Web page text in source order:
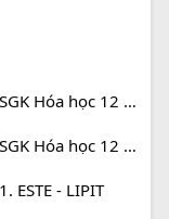
Giải bài tập SGK Hóa học 12 (Cơ bản)
Giải bài tập SGK Hóa học 12 (Nâng cao)
ESTE - LIPIT